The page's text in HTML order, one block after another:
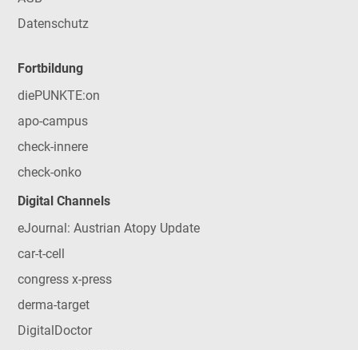
Datenschutz
Fortbildung
diePUNKTE:on
apo-campus
check-innere
check-onko
Digital Channels
eJournal: Austrian Atopy Update
car-t-cell
congress x-press
derma-target
DigitalDoctor